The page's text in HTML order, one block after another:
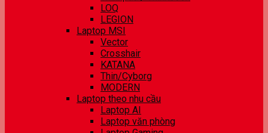
LOQ
LEGION
Laptop MSI
Vector
Crosshair
KATANA
Thin/Cyborg
MODERN
Laptop theo nhu cầu
Laptop AI
Laptop văn phòng